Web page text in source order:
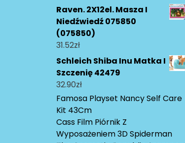
Raven. 2X12el. Masza I
Niedźwiedź 075850
(075850)
31.52zł
Schleich Shiba Inu Matka I
Szczenię 42479
32.90zł
Famosa Playset Nancy Self Care
Kit 43Cm
Cass Film Piórnik Z
Wyposażeniem 3D Spiderman